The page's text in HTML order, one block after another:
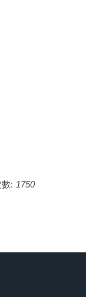
: 1750